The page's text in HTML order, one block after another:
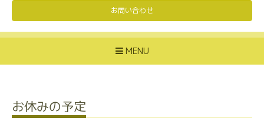
お問い合わせ
MENU
お休みの予定